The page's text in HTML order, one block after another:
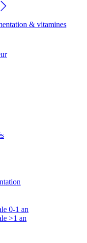
& vitamines
0-1 an
>1 an